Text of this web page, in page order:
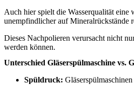
Auch hier spielt die Wasserqualität eine
unempfindlicher auf Mineralrückstände
Dieses Nachpolieren verursacht nicht
werden können.
Unterschied Gläserspülmaschine vs.
Spüldruck: